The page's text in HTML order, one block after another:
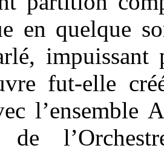
en quelque
impuissant
fut-elle
l’ensemble
de